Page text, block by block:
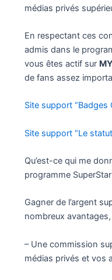
médias privés
En respectant ces
admis dans le
vous êtes actif sur
de fans assez
Site support “Badges
Site support “Le
Qu’est-ce qui me
programme
Gagner de l’argent
nombreux
– Une commission
médias privés et vos